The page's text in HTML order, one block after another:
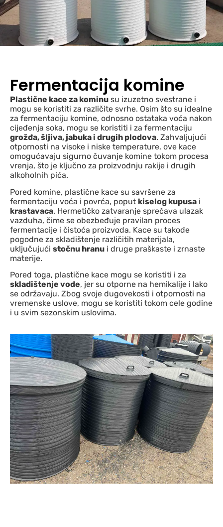
Fermentacija komine
Plastične kace za kominu su izuzetno svestrane i
mogu se koristiti za različite svrhe. Osim što su idealne
za fermentaciju komine, odnosno ostataka voća nakon
cijeđenja soka, mogu se koristiti i za fermentaciju
grožđa, šljiva, jabuka i drugih plodova. Zahvaljujući
otpornosti na visoke i niske temperature, ove kace
omogućavaju sigurno čuvanje komine tokom procesa
vrenja, što je ključno za proizvodnju rakije i drugih
alkoholnih pića.
Pored komine, plastične kace su savršene za
fermentaciju voća i povrća, poput kiselog kupusa i
krastavaca. Hermetičko zatvaranje sprečava ulazak
vazduha, čime se obezbeđuje pravilan proces
fermentacije i čistoća proizvoda. Kace su takođe
pogodne za skladištenje različitih materijala,
uključujući stočnu hranu i druge praškaste i zrnaste
materije.
Pored toga, plastične kace mogu se koristiti i za
skladištenje vode, jer su otporne na hemikalije i lako
se održavaju. Zbog svoje dugovekosti i otpornosti na
vremenske uslove, mogu se koristiti tokom cele godine
i u svim sezonskim uslovima.